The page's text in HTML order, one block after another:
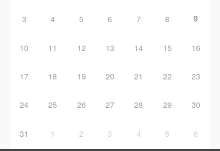
3 4 5 6 7 8 9
10 11 12 13 14 15 16
17 18 19 20 21 22 23
24 25 26 27 28 29 30
31 1 2 3 4 5 6